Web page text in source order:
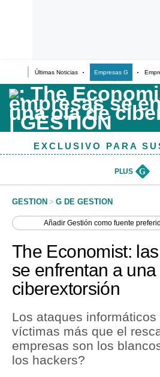
Últimas Noticias Empresas G
Últimas Noticias
Casos de Estudio
Columnistas
InfografíasEXCLUSIVO PARA
PLUS G
GESTION > G DE GESTION
AñadirGestión como fuente
The Economist:
se enfrentan a
ciberextorsión
Los ataques
víctimas más que el
empresas son los
los hackers?